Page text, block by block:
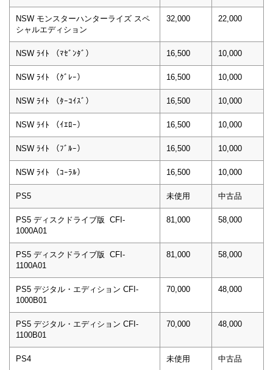
NSW モンスターハンターライズ スペ
シャルエディション
32,000 22,000
NSW ﾗｲﾄ （ﾏｾﾞﾝﾀﾞ） 16,500 10,000
NSW ﾗｲﾄ （ｸﾞﾚｰ） 16,500 10,000
NSW ﾗｲﾄ （ﾀｰｺｲｽﾞ） 16,500 10,000
NSW ﾗｲﾄ （ｲｴﾛｰ） 16,500 10,000
NSW ﾗｲﾄ （ﾌﾞﾙｰ） 16,500 10,000
NSW ﾗｲﾄ （ｺｰﾗﾙ） 16,500 10,000
PS5 未使用 中古品
PS5 ディスクドライブ版 CFI-
1000A01
81,000 58,000
PS5 ディスクドライブ版 CFI-
1100A01
81,000 58,000
PS5 デジタル・エディション CFI-
1000B01
70,000 48,000
PS5 デジタル・エディション CFI-
1100B01
70,000 48,000
PS4 未使用 中古品